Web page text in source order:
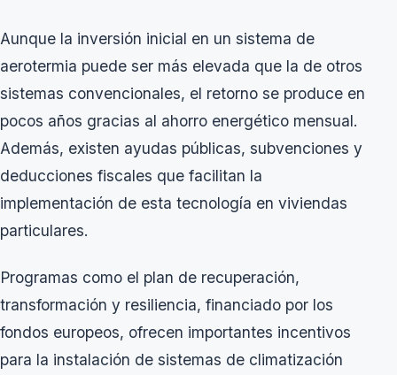
Aunque la inversión inicial en un sistema de
aerotermia puede ser más elevada que la de otros
sistemas convencionales, el retorno se produce en
pocos años gracias al ahorro energético mensual.
Además, existen ayudas públicas, subvenciones y
deducciones fiscales que facilitan la
implementación de esta tecnología en viviendas
particulares.
Programas como el plan de recuperación,
transformación y resiliencia, financiado por los
fondos europeos, ofrecen importantes incentivos
para la instalación de sistemas de climatización